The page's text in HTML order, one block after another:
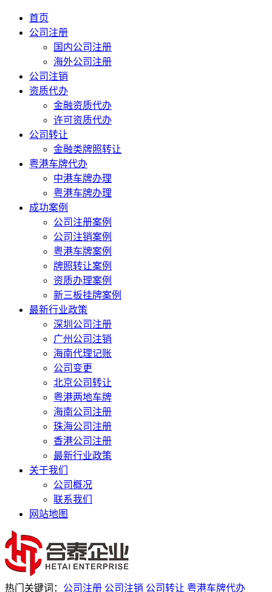
首页
公司注册
国内公司注册
海外公司注册
公司注销
资质代办
金融资质代办
许可资质代办
公司转让
金融类牌照转让
粤港车牌代办
中港车牌办理
粤港车牌办理
成功案例
公司注册案例
公司注销案例
粤港车牌案例
牌照转让案例
资质办理案例
新三板挂牌案例
最新行业政策
深圳公司注册
广州公司注销
海南代理记账
公司变更
北京公司转让
粤港两地车牌
海南公司注册
珠海公司注册
香港公司注册
最新行业政策
关于我们
公司概况
联系我们
网站地图
热门关键词： 公司注册 公司注销 公司转让 粤港车牌代办